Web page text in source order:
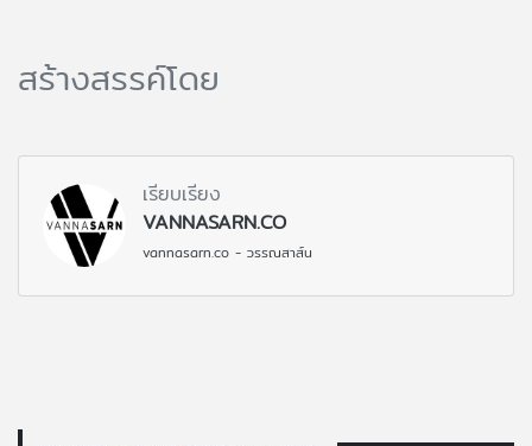
สร้างสรรค์โดย
เรียบเรียง
VANNASARN.CO
vannasarn.co - วรรณสาส์น